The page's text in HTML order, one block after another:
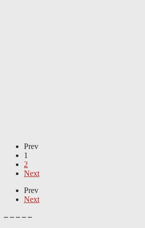
Prev
1
2
Next
Prev
Next
– – – – –